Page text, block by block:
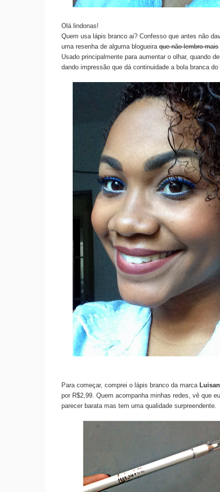
Olá lindonas!
Quem usa lápis branco ai? Confesso que antes não
uma resenha de alguma blogueira que não lembro mais
Usado principalmente para aumentar o olhar, quando
dando impressão que dá continuidade a bola branca
Para começar, comprei o lápis branco da marca
por R$2,99. Quem acompanha minhas redes, vê que
parecer barata mas tem uma qualidade surpreendente.